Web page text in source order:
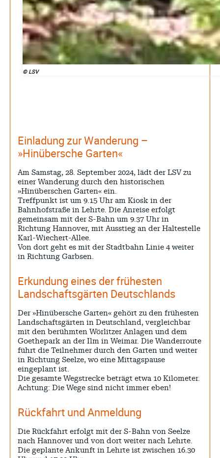
© LSV
Einladung zur Wanderung –
»Hinübersche Garten«
Am Samstag, 28. September 2024, lädt der LSV zu
einer Wanderung durch den historischen
»Hinüberschen Garten« ein.
Treffpunkt ist um 9.15 Uhr am Kiosk in der
Bahnhofstraße in Lehrte. Die Anreise erfolgt
gemeinsam mit der S-Bahn um 9.37 Uhr in
Richtung Hannover, mit Ausstieg an der Haltestelle
Karl-Wiechert-Allee.
Von dort geht es mit der Stadtbahn Linie 4 weiter
in Richtung Garbsen.
Erkundung eines der frühesten
Landschaftsgärten Deutschlands
Der »Hinübersche Garten« gehört zu den frühesten
Landschaftsgärten in Deutschland, vergleichbar
mit den berühmten Wörlitzer Anlagen und dem
Goethepark an der Ilm in Weimar. Die Wanderroute
führt die Teilnehmer durch den Garten und weiter
in Richtung Seelze, wo eine Mittagspause
eingeplant ist.
Die gesamte Wegstrecke beträgt etwa 10 Kilometer.
Achtung: Die Wege sind nicht immer eben!
Rückfahrt und Anmeldung
Die Rückfahrt erfolgt mit der S-Bahn von Seelze
nach Hannover und von dort weiter nach Lehrte.
Die geplante Ankunft in Lehrte ist zwischen 16.30